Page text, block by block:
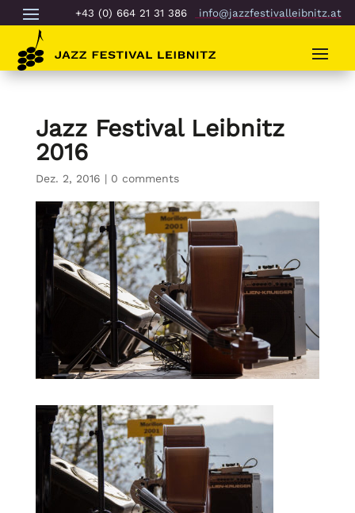
+43 (0) 664 21 31 386 info@jazzfestivalleibnitz.at
Jazz Festival Leibnitz
2016
Dez. 2, 2016 | 0 comments